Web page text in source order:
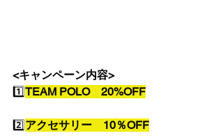
<キャンペーン内容>
1️⃣TEAM POLO　20%OFF
2️⃣アクセサリー　10％OFF